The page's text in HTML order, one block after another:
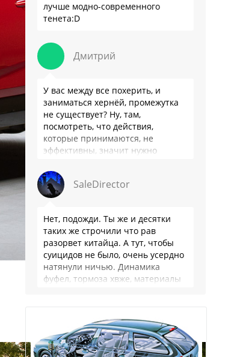
лучше модно-современного
тенета:D
Дмитрий
У вас между все похерить, и
заниматься хернёй, промежутка
не существует? Ну, там,
посмотреть, что действия,
которые принимаются, не
эффективны, значит нужно
Или только две крайности? Хватит
…
SaleDirector
Нет, подожди. Ты же и десятки
таких же строчили что рав
разорвет китайца. А тут, чтобы
суицидов не было, очень усердно
натянули ничью. Динамика
фуфел, тормоза хвже, материалы